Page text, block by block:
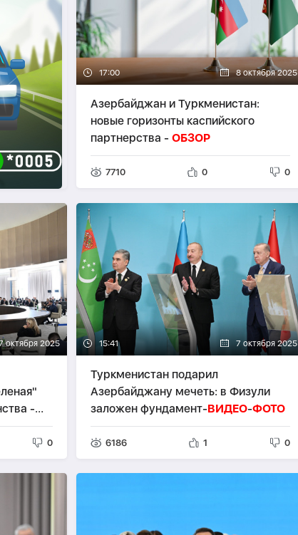
17:00 8 октября 2025
Азербайджан и Туркменистан:
новые горизонты каспийского
партнерства - ОБЗОР
7710 0 0
октября 2025
-
0
15:41 7 октября 2025
Туркменистан подарил
Азербайджану мечеть: в Физули
заложен фундамент-ВИДЕО-ФОТО
6186 1 0